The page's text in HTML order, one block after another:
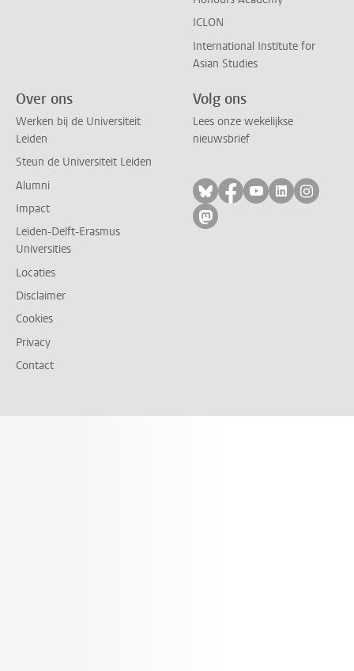
ICLON
International Institute for
Asian Studies
Over ons
Werken bij de Universiteit
Leiden
Steun de Universiteit Leiden
Alumni
Impact
Leiden-Delft-Erasmus
Universities
Locaties
Disclaimer
Cookies
Privacy
Contact
Volg ons
Lees onze wekelijkse
nieuwsbrief
Volg ons op bluesky
Volg ons op
Volg ons op
Volg ons
Volg
Volg ons op mastodon